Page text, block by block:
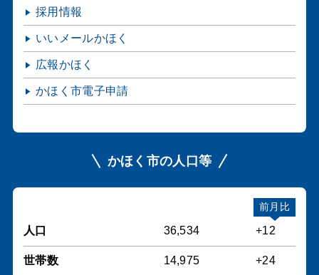
採用情報
いいメールかほく
広報かほく
かほく市電子申請
かほく市の人口等
前月比
人口 36,534 +12
世帯数 14,975 +24